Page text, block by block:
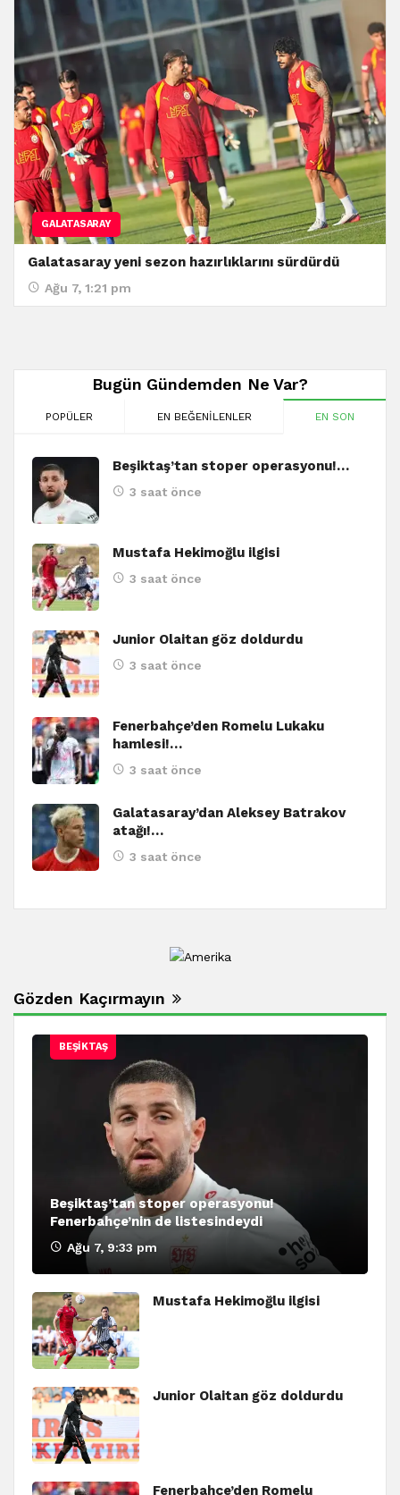
GALATASARAY
Galatasaray yeni sezon hazırlıklarını sürdürdü
Ağu 7, 1:21 pm
Bugün Gündemden Ne Var?
POPÜLER EN BEĞENILENLER EN SON
Beşiktaş’tan stoper operasyonu!…
3 saat önce
Mustafa Hekimoğlu ilgisi
3 saat önce
Junior Olaitan göz doldurdu
3 saat önce
Fenerbahçe’den Romelu Lukaku
hamlesi!…
3 saat önce
Galatasaray’dan Aleksey Batrakov
atağı!…
3 saat önce
Gözden Kaçırmayın
BEŞIKTAŞ
Beşiktaş’tan stoper operasyonu!
Fenerbahçe’nin de listesindeydi
Ağu 7, 9:33 pm
Mustafa Hekimoğlu ilgisi
Junior Olaitan göz doldurdu
Fenerbahçe’den Romelu